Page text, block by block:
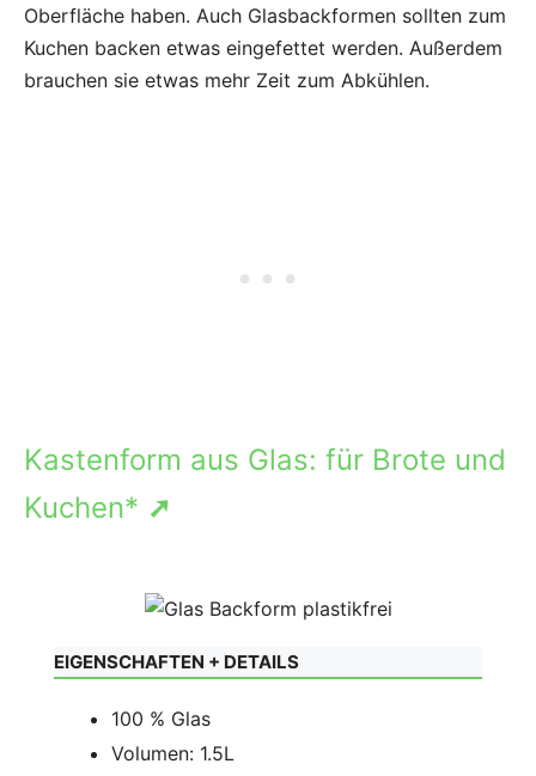
Oberfläche haben. Auch Glasbackformen sollten zum
Kuchen backen etwas eingefettet werden. Außerdem
brauchen sie etwas mehr Zeit zum Abkühlen.
Kastenform aus Glas: für Brote und
Kuchen* ➚
EIGENSCHAFTEN + DETAILS
100 % Glas
Volumen: 1.5L